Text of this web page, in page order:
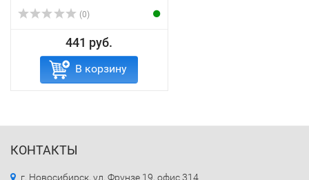
(0)
441 руб.
В корзину
КОНТАКТЫ
г. Новосибирск, ул. Фрунзе 19, офис 314